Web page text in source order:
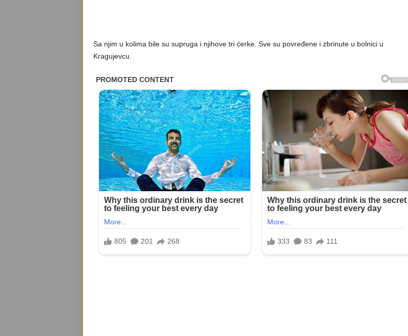
Sa njim u kolima bile su supruga i njihove tri ćerke. Sve su povređene i zbrinute u bolnici u
Kragujevcu.